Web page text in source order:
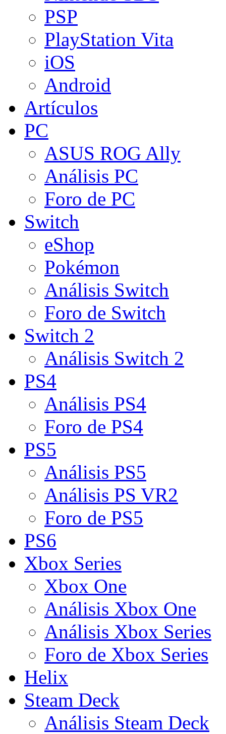
PSP
PlayStation Vita
iOS
Android
Artículos
PC
ASUS ROG Ally
Análisis PC
Foro de PC
Switch
eShop
Pokémon
Análisis Switch
Foro de Switch
Switch 2
Análisis Switch 2
PS4
Análisis PS4
Foro de PS4
PS5
Análisis PS5
Análisis PS VR2
Foro de PS5
PS6
Xbox Series
Xbox One
Análisis Xbox One
Análisis Xbox Series
Foro de Xbox Series
Helix
Steam Deck
Análisis Steam Deck